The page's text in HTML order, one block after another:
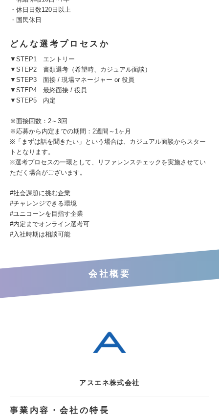
・休日日数120日以上
・国民休日
どんな選考プロセスか
▼STEP1 エントリー
▼STEP2 書類選考（希望時、カジュアル面談）
▼STEP3 面接 / 現場マネージャー or 役員
▼STEP4 最終面接 / 役員
▼STEP5 内定
※面接回数：2～3回
※応募から内定までの期間：2週間～1ヶ月
※「まずは話を聞きたい」という場合は、カジュアル面談からスター
トとなります。
※選考プロセスの一環として、リファレンスチェックを実施させてい
ただく場合がございます。
#社会課題に挑む企業
#チャレンジできる環境
#ユニコーンを目指す企業
#内定までオンライン選考可
#入社時期は相談可能
会社概要
アスエネ株式会社
事業内容・会社の特長